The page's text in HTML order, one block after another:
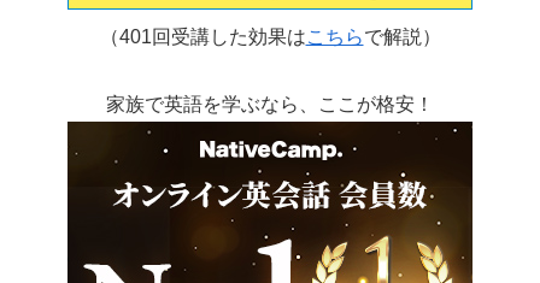
（401回受講した効果はこちらで解説）
家族で英語を学ぶなら、ここが格安！